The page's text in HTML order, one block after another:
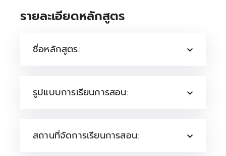
รายละเอียดหลักสูตร
ชื่อหลักสูตร:
รูปแบบการเรียนการสอน:
สถานที่จัดการเรียนการสอน: